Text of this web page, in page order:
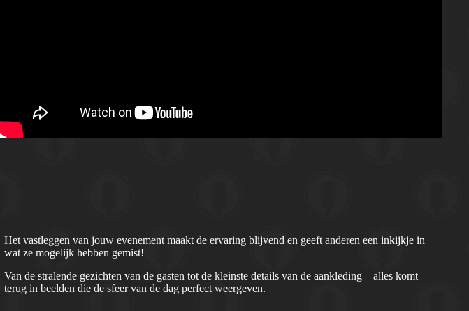
Het vastleggen van jouw evenement maakt de ervaring blijvend en geeft anderen een inkijkje in
wat ze mogelijk hebben gemist!
Van de stralende gezichten van de gasten tot de kleinste details van de aankleding – alles komt
terug in beelden die de sfeer van de dag perfect weergeven.